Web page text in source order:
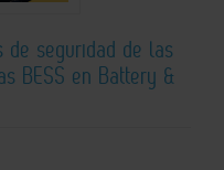
de seguridad de las
BESS en Battery &